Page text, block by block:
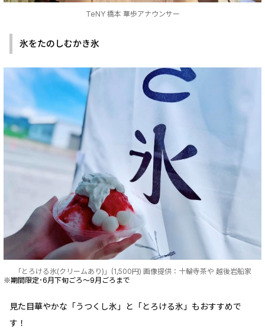
TeNY 橋本 華歩アナウンサー
氷をたのしむかき氷
「とろける氷(クリームあり)」(1,500円) 画像提供：十輪寺茶や 越後岩船家
※期間限定･6月下旬ごろ～9月ごろまで
見た目華やかな「うつくし氷」と「とろける氷」もおすすめで
す！